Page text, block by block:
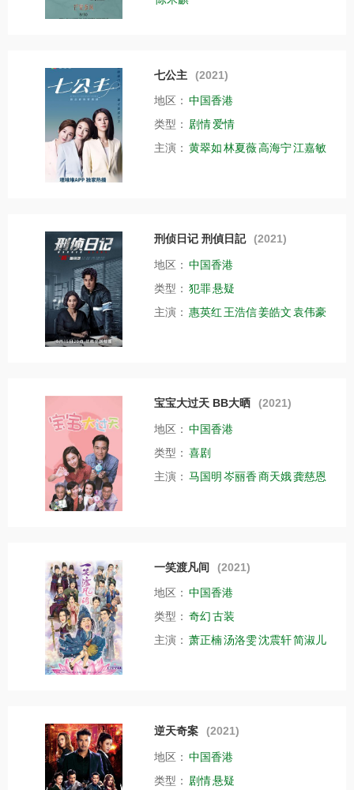
七公主 (2021)
地区： 中国香港
类型： 剧情爱情
主演： 黄翠如林夏薇高海宁江嘉敏
刑侦日记 刑偵日記 (2021)
地区： 中国香港
类型： 犯罪悬疑
主演： 惠英红 王浩信姜皓文 袁伟豪
宝宝大过天 BB大晒 (2021)
地区： 中国香港
类型： 喜剧
主演： 马国明 岑丽香商天娥龚慈恩
一笑渡凡间 (2021)
地区： 中国香港
类型： 奇幻古装
主演： 萧正楠汤洛雯沈震轩简淑儿
逆天奇案 (2021)
地区： 中国香港
类型： 剧情悬疑